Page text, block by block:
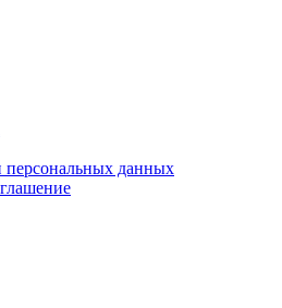
(Витлуф)
персональных данных